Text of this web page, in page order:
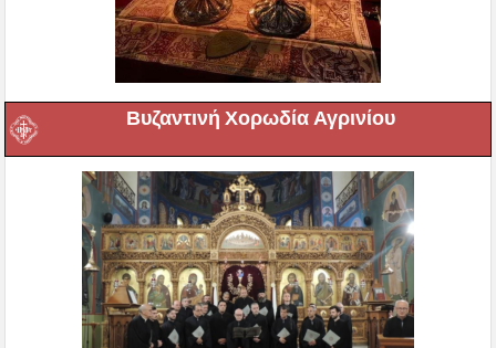
Βυζαντινή Χορωδία Αγρινίου